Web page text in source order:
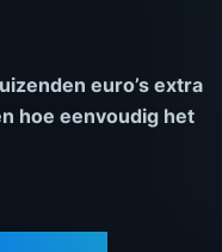
euro’s extra
hoe eenvoudig het